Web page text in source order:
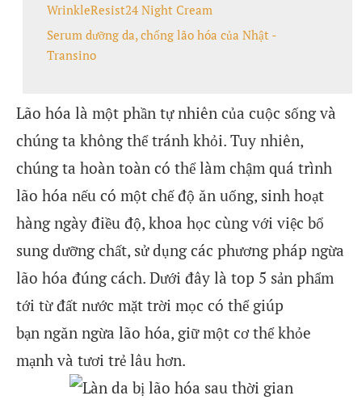
WrinkleResist24 Night Cream
Serum dưỡng da, chống lão hóa của Nhật -
Transino
Lão hóa là một phần tự nhiên của cuộc sống và
chúng ta không thể tránh khỏi. Tuy nhiên,
chúng ta hoàn toàn có thể làm chậm quá trình
lão hóa nếu có một chế độ ăn uống, sinh hoạt
hàng ngày điều độ, khoa học cùng với việc bổ
sung dưỡng chất, sử dụng các phương pháp ngừa
lão hóa đúng cách. Dưới đây là top 5 sản phẩm
tới từ đất nước mặt trời mọc có thể giúp
bạn ngăn ngừa lão hóa, giữ một cơ thể khỏe
mạnh và tươi trẻ lâu hơn.